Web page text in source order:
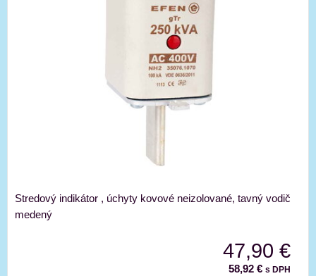
Stredový indikátor , úchyty kovové neizolované, tavný vodič
medený
47,90 €
58,92 € s DPH